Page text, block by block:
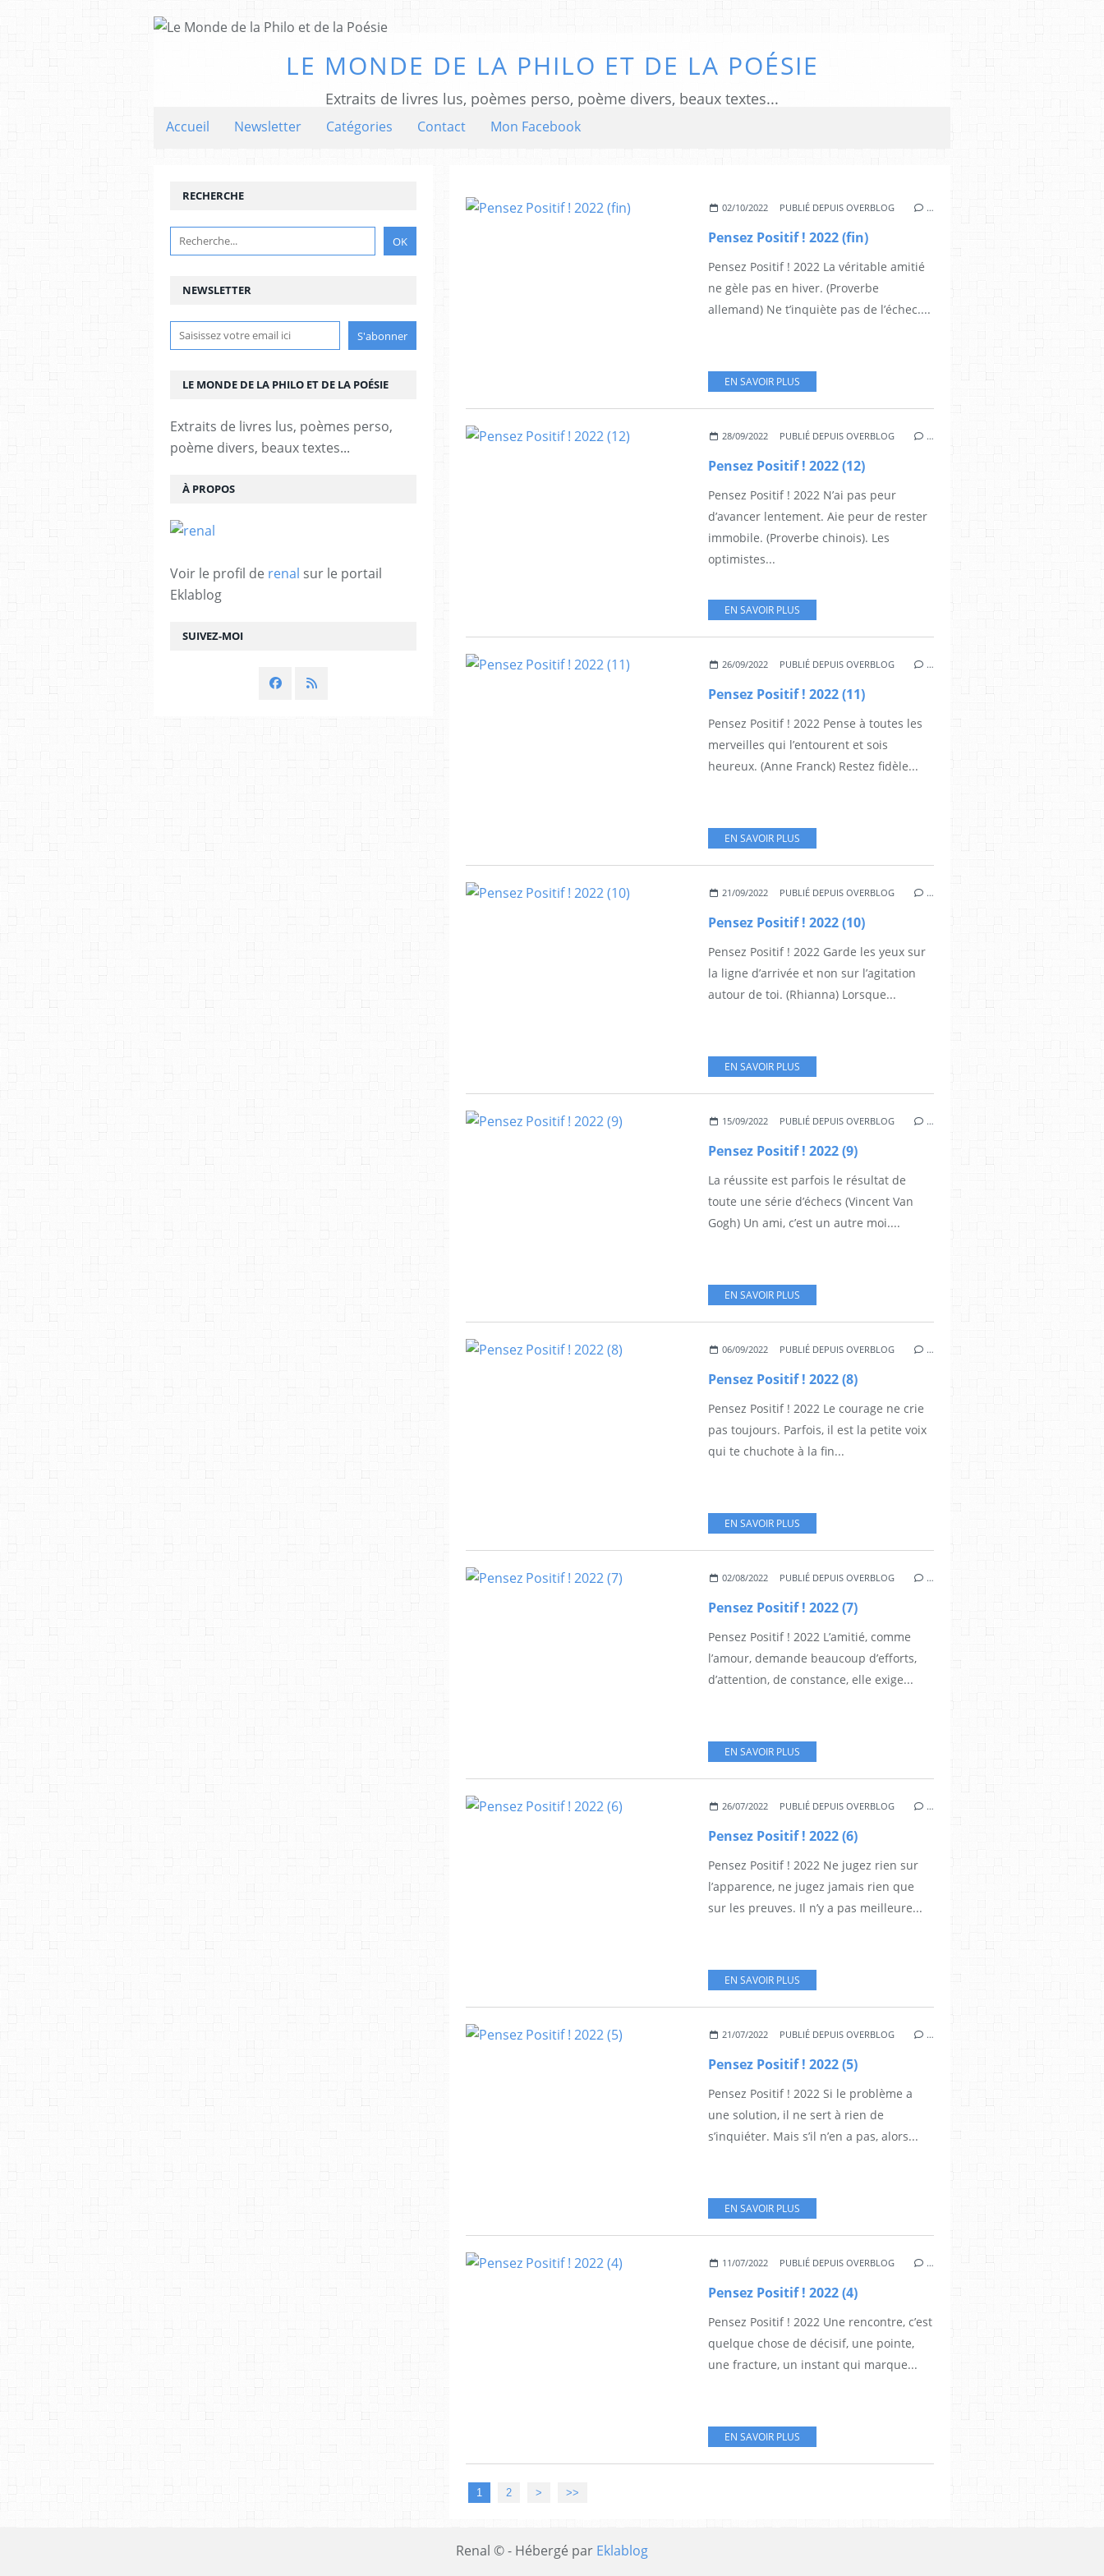
LE MONDE DE LA PHILO ET DE LA POÉSIE
Extraits de livres lus, poèmes perso, poème divers, beaux textes...
Accueil Newsletter Catégories Contact Mon Facebook
02/10/2022 PUBLIÉ DEPUIS OVERBLOG …
Pensez Positif ! 2022 (fin)
Pensez Positif ! 2022 La véritable amitié
ne gèle pas en hiver. (Proverbe
allemand) Ne t’inquiète pas de l’échec....
EN SAVOIR PLUS
28/09/2022 PUBLIÉ DEPUIS OVERBLOG …
Pensez Positif ! 2022 (12)
Pensez Positif ! 2022 N’ai pas peur
d’avancer lentement. Aie peur de rester
immobile. (Proverbe chinois). Les
optimistes...
EN SAVOIR PLUS
26/09/2022 PUBLIÉ DEPUIS OVERBLOG …
Pensez Positif ! 2022 (11)
Pensez Positif ! 2022 Pense à toutes les
merveilles qui l’entourent et sois
heureux. (Anne Franck) Restez fidèle...
EN SAVOIR PLUS
21/09/2022 PUBLIÉ DEPUIS OVERBLOG …
Pensez Positif ! 2022 (10)
Pensez Positif ! 2022 Garde les yeux sur
la ligne d’arrivée et non sur l’agitation
autour de toi. (Rhianna) Lorsque...
EN SAVOIR PLUS
15/09/2022 PUBLIÉ DEPUIS OVERBLOG …
Pensez Positif ! 2022 (9)
La réussite est parfois le résultat de
toute une série d’échecs (Vincent Van
Gogh) Un ami, c’est un autre moi....
EN SAVOIR PLUS
06/09/2022 PUBLIÉ DEPUIS OVERBLOG …
Pensez Positif ! 2022 (8)
Pensez Positif ! 2022 Le courage ne crie
pas toujours. Parfois, il est la petite voix
qui te chuchote à la fin...
EN SAVOIR PLUS
02/08/2022 PUBLIÉ DEPUIS OVERBLOG …
Pensez Positif ! 2022 (7)
Pensez Positif ! 2022 L’amitié, comme
l’amour, demande beaucoup d’efforts,
d’attention, de constance, elle exige...
EN SAVOIR PLUS
26/07/2022 PUBLIÉ DEPUIS OVERBLOG …
Pensez Positif ! 2022 (6)
Pensez Positif ! 2022 Ne jugez rien sur
l’apparence, ne jugez jamais rien que
sur les preuves. Il n’y a pas meilleure...
EN SAVOIR PLUS
21/07/2022 PUBLIÉ DEPUIS OVERBLOG …
Pensez Positif ! 2022 (5)
Pensez Positif ! 2022 Si le problème a
une solution, il ne sert à rien de
s’inquiéter. Mais s’il n’en a pas, alors...
EN SAVOIR PLUS
11/07/2022 PUBLIÉ DEPUIS OVERBLOG …
Pensez Positif ! 2022 (4)
Pensez Positif ! 2022 Une rencontre, c’est
quelque chose de décisif, une pointe,
une fracture, un instant qui marque...
EN SAVOIR PLUS
1 2 > >>
NEWSLETTER
SUIVEZ-MOI
RECHERCHE
LE MONDE DE LA PHILO ET DE LA POÉSIE
Extraits de livres lus, poèmes perso,
poème divers, beaux textes...
À PROPOS
Voir le profil de renal sur le portail
Eklablog
Renal © - Hébergé par Eklablog